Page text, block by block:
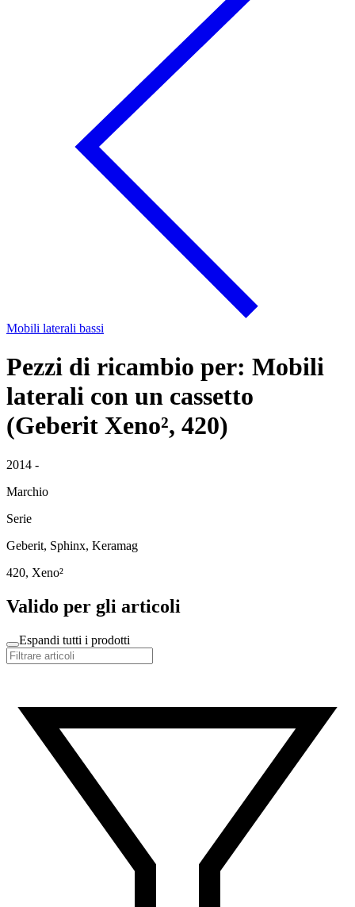
Mobili laterali bassi
Pezzi di ricambio per: Mobili
laterali con un cassetto
(Geberit Xeno², 420)
2014 -
Marchio
Serie
Geberit, Sphinx, Keramag
420, Xeno²
Valido per gli articoli
Espandi tutti i prodotti